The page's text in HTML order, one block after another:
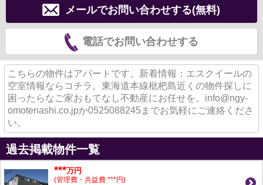
メールでお問い合わせする(無料)
電話でお問い合わせする
こちらの物件はアパートです。新着情報：エスクイールの
空室情報ならコチラ。東海道本線枇杷島近くの物件探しに
困ったらなご家おもてなし不動産にお任せを。info@ngy-
omotenashi.co.jpか0525088245までお気軽にご連絡くださ
い。
過去掲載物件一覧
***万円
(管理費・共益費 ***円)